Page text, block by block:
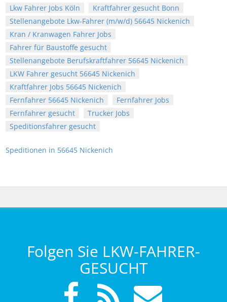
Lkw Fahrer Jobs Köln
Kraftfahrer gesucht Bonn
Stellenangebote Lkw-Fahrer (m/w/d) 56645 Nickenich
Kran / Kranwagen Fahrer Jobs
Fahrer für Baustoffe gesucht
Stellenangebote Berufskraftfahrer 56645 Nickenich
LKW Fahrer gesucht 56645 Nickenich
Kraftfahrer Jobs 56645 Nickenich
Fernfahrer 56645 Nickenich
Fernfahrer Jobs
Fernfahrer gesucht
Trucker Jobs
Speditionsfahrer gesucht
Speditionen in 56645 Nickenich
Folgen Sie LKW-FAHRER-
GESUCHT